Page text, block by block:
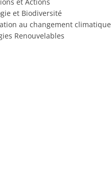
et Biodiversité
au changement climatique
Renouvelables